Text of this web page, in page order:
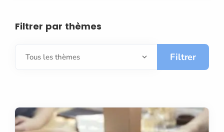
Filtrer par thèmes
Filtrer